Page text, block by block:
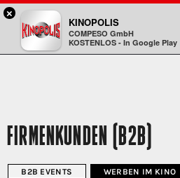
Kinopolis
FIRMENKUNDEN (B2B)
B2B EVENTS WERBEN IM KINO
×
KINOPOLIS
COMPESO GmbH
KOSTENLOS - In Google Play